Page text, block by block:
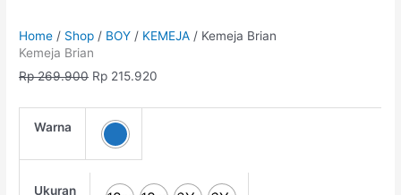
Home / Shop / BOY / KEMEJA / Kemeja Brian
Kemeja Brian
Rp269.900 Rp 215.920
Warna
Ukuran